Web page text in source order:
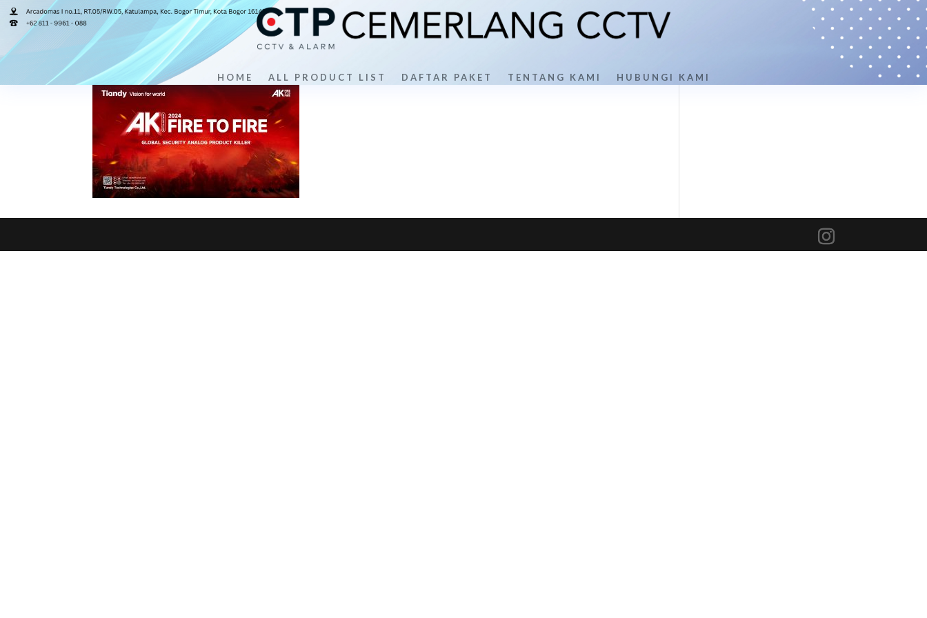
HOME ALL PRODUCT LIST DAFTAR PAKET TENTANG KAMI HUBUNGI KAMI
banner tiandy A.K 2